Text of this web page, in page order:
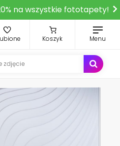
na wszystkie fototapety!
Koszyk Menu